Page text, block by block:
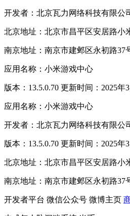
开发者：北京瓦力网络科技有限公
北京地址：北京市昌平区安居路小
南京地址：南京市建邺区永初路37
应用名称：小米游戏中心
版本：13.5.0.70 更新时间：2025年3
应用名称：小米游戏中心
开发者：北京瓦力网络科技有限公
版本：13.5.0.70 更新时间：2025年3
北京地址：北京市昌平区安居路小
南京地址：南京市建邺区永初路37
开发者平台 微信公众号 微博主页